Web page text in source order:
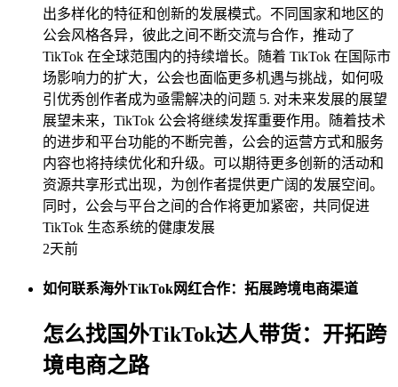
出多样化的特征和创新的发展模式。不同国家和地区的
公会风格各异，彼此之间不断交流与合作，推动了
TikTok 在全球范围内的持续增长。随着 TikTok 在国际市
场影响力的扩大，公会也面临更多机遇与挑战，如何吸
引优秀创作者成为亟需解决的问题 5. 对未来发展的展望
展望未来，TikTok 公会将继续发挥重要作用。随着技术
的进步和平台功能的不断完善，公会的运营方式和服务
内容也将持续优化和升级。可以期待更多创新的活动和
资源共享形式出现，为创作者提供更广阔的发展空间。
同时，公会与平台之间的合作将更加紧密，共同促进
TikTok 生态系统的健康发展
2天前
如何联系海外TikTok网红合作：拓展跨境电商渠道
怎么找国外TikTok达人带货：开拓跨
境电商之路